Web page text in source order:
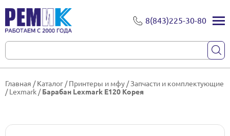
8(843)225-30-80
Главная /Каталог /Принтеры и мфу /Запчасти и комплектующие
/Lexmark /Барабан Lexmark E120 Корея